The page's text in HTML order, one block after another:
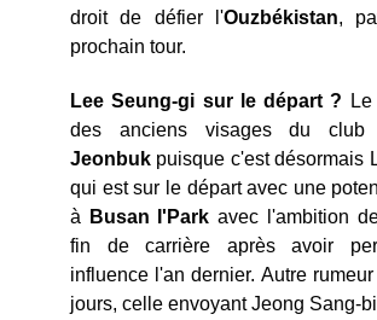
droit de défier l'Ouzbékistan,
prochain tour.
Lee Seung-gi sur le départ ?
des anciens visages du club
Jeonbuk puisque c'est désormais
qui est sur le départ avec une
à
Busan I'Park avec l'ambition
fin de carrière après avoir
influence l'an dernier. Autre
jours, celle envoyant Jeong Sang-